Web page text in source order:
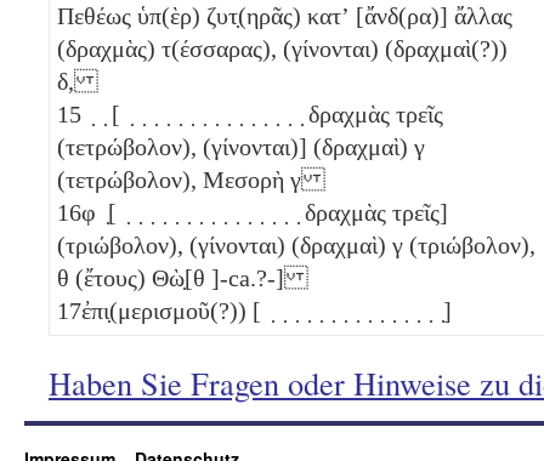
Πεθέως ὑπ(ὲρ) ζυτ̣(ηρᾶς) κατʼ [ἄνδ(ρα)] ἄλλας
(δραχμὰς) τ(έσσαρας), (γίνονται) (δραχμαὶ(?))
δ,
15 ̣ ̣ [ ̣ ̣ ̣ ̣ ̣ ̣ ̣ ̣ ̣ ̣ ̣ ̣ ̣ ̣ ̣ δραχμὰς τρεῖς
(τετρώβολον), (γίνονται)] (δραχμαὶ) γ
(τετρώβολον), Μεσορὴ γ
16φ ̣[ ̣ ̣ ̣ ̣ ̣ ̣ ̣ ̣ ̣ ̣ ̣ ̣ ̣ ̣ ̣ δραχμὰς τρεῖς]
(τριώβολον), (γίνονται) (δραχμαὶ) γ (τριώβολον),
θ (ἔτους) Θὼ̣[θ ]-ca.?-]
17ἐπι̣(μερισμοῦ(?)) [ ̣ ̣ ̣ ̣ ̣ ̣ ̣ ̣ ̣ ̣ ̣ ̣ ̣ ̣ ̣]
Haben Sie Fragen oder Hinweise zu